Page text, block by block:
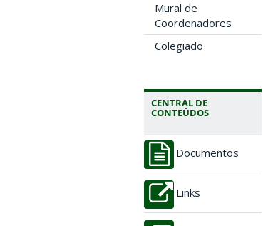
Mural de
Coordenadores
Colegiado
CENTRAL DE
CONTEÚDOS
Documentos
Links